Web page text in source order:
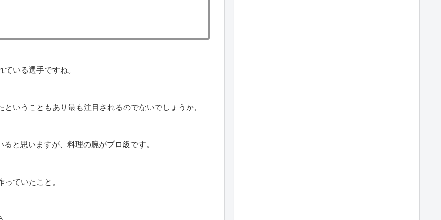
いる選手ですね。
いうこともあり最も注目されるのでないでしょうか。
と思いますが、料理の腕がプロ級です。
ていたこと。